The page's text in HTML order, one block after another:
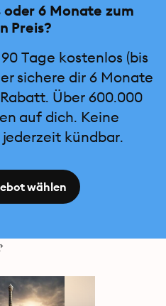
6 Monate zum
Preis?
Tage kostenlos (bis
sichere dir 6 Monate
Über 600.000
auf dich. Keine
kündbar.
wählen